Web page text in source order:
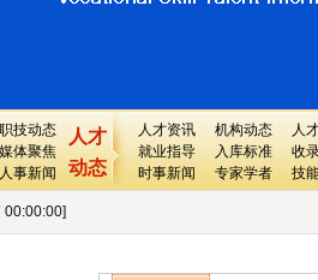
职技动态
媒体聚焦
人事新闻
人才
动态
人才资讯 机构动态
人
就业指导
入库标准
收
时事新闻
专家学者 技
00:00:00]
04-13 00:00:00]